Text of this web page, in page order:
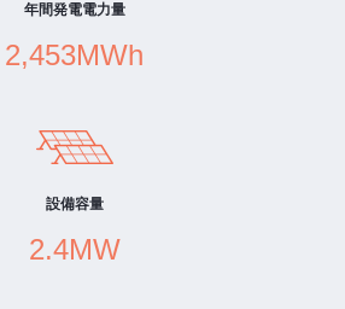
年間発電電力量
2,453MWh
設備容量
2.4MW